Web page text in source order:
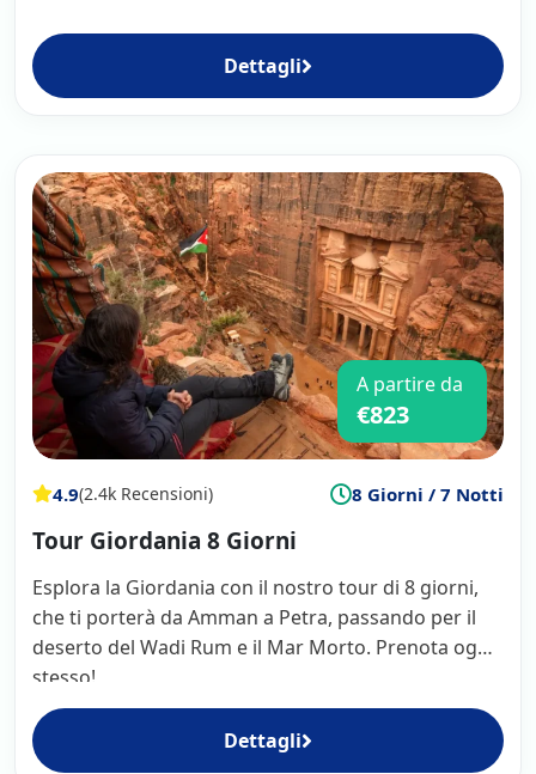
Dettagli
A partire da
€823
4.9(2.4k Recensioni) 8 Giorni / 7 Notti
Tour Giordania 8 Giorni
Esplora la Giordania con il nostro tour di 8 giorni,
che ti porterà da Amman a Petra, passando per il
deserto del Wadi Rum e il Mar Morto. Prenota oggi
stesso!
Dettagli